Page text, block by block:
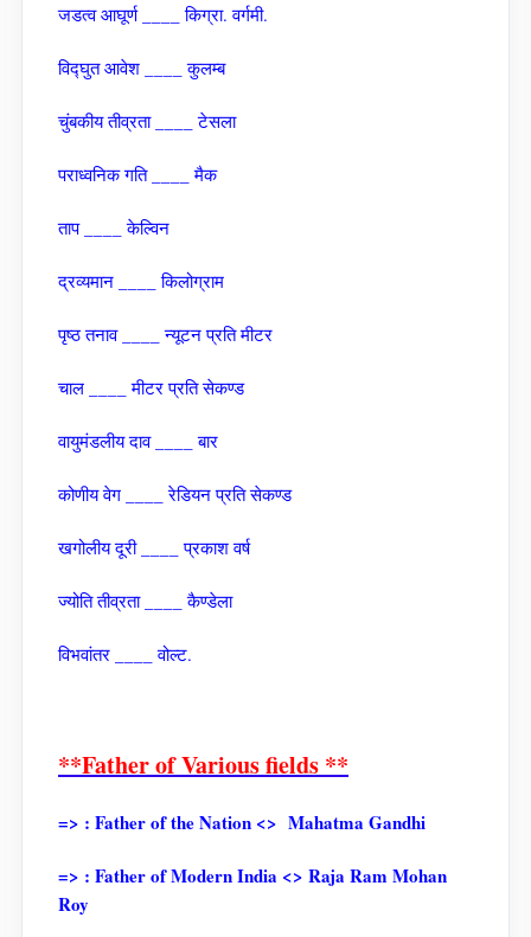
जडत्‍व आघूर्ण ____ किग्रा. वर्गमी.
विद्घुत आवेश ____ कुलम्‍ब
चुंबकीय तीव्रता ____ टेसला
पराध्‍वनिक गति ____ मैक
ताप ____ केल्विन
द्रव्‍यमान ____ किलोग्राम
पृष्‍ठ तनाव ____ न्‍यूटन प्रति मीटर
चाल ____ मीटर प्रति सेकण्‍ड
वायुमंडलीय दाव ____ बार
कोणीय वेग ____ रेडियन प्रति सेकण्‍ड
खगोलीय दूरी ____ प्रकाश वर्ष
ज्‍योति तीव्रता ____ कैण्‍डेला
विभवांतर ____ वोल्‍ट.
**Father of Various fields **
=> : Father of the Nation <> Mahatma Gandhi
=> : Father of Modern India <> Raja Ram Mohan
Roy